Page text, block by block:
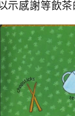
示感謝等飲茶